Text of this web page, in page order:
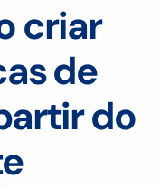
criar
de
do